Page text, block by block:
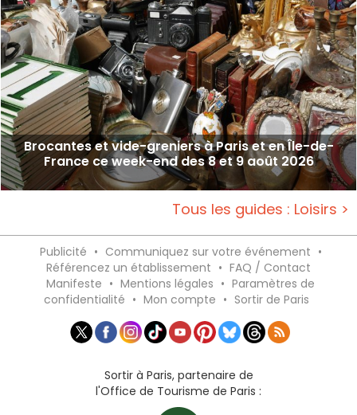
Brocantes et vide-greniers à Paris et en Île-de-
France ce week-end des 8 et 9 août 2026
Tous les guides : Loisirs >
Publicité • Communiquez sur votre événement •
Référencez un établissement • FAQ / Contact
Manifeste • Mentions légales • Paramètres de
confidentialité • Mon compte • Sortir de Paris
Sortir à Paris, partenaire de
l'Office de Tourisme de Paris :